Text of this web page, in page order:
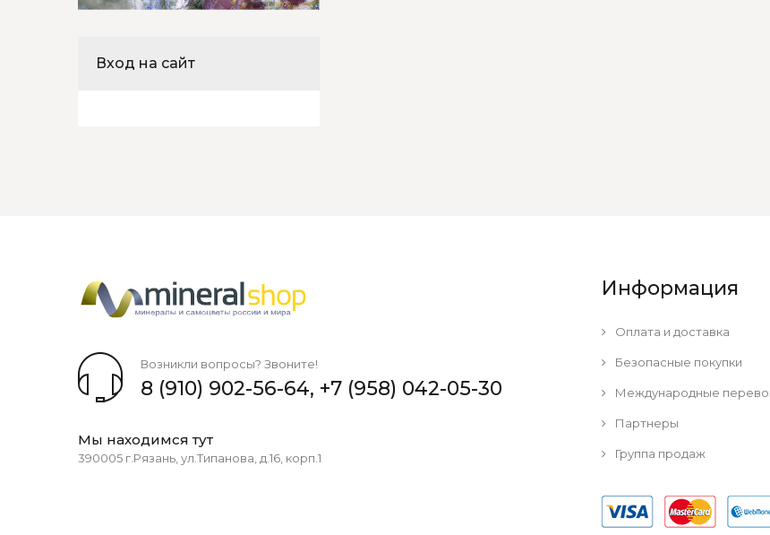
Вход на сайт
Возникли вопросы? Звоните!
8 (910) 902-56-64, +7 (958) 042-05-30
Мы находимся тут
390005 г.Рязань, ул.Типанова, д.16, корп.1
Информация
Оплата и доставка
Безопасные покупки
Международные
Партнеры
Группа продаж